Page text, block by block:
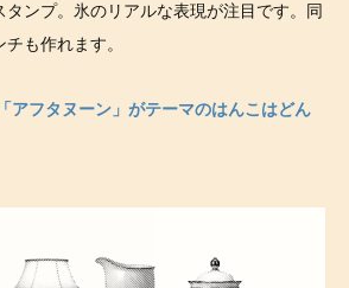
ンプ。氷のリアルな表現が注目です。同
も作れます。
アフタヌーン」がテーマのはんこはどん